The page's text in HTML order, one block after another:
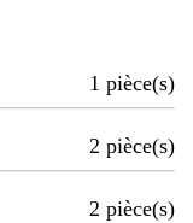
1 pièce(s)
2 pièce(s)
2 pièce(s)